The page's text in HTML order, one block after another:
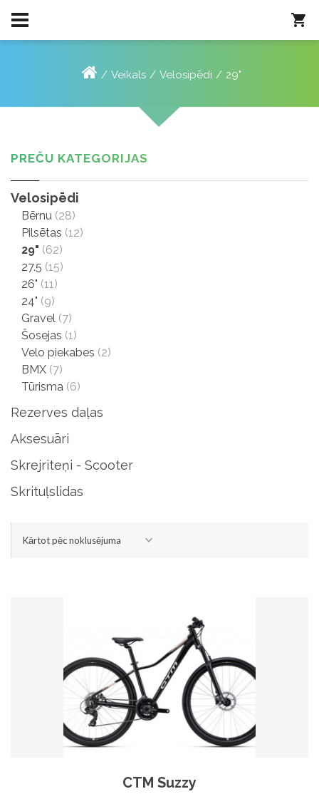
Veikals Velosipēdi 29"
PREČU KATEGORIJAS
Velosipēdi
Bērnu (28)
Pilsētas (12)
29" (62)
27.5 (15)
26" (11)
24" (9)
Gravel (7)
Šosejas (1)
Velo piekabes (2)
BMX (7)
Tūrisma (6)
Rezerves daļas
Aksesuāri
Skrejriteņi - Scooter
Skrituļslidas
Kārtot pēc noklusējuma
CTM Suzzy